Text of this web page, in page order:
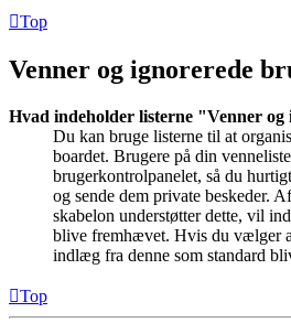
Top
Venner og ignorerede
Hvad indeholder listerne "Venner
Du kan bruge listerne til at
boardet. Brugere på din
brugerkontrolpanelet, så du
og sende dem private beskeder.
skabelon understøtter dette, vil
blive fremhævet. Hvis du vælger
indlæg fra denne som standard
Top